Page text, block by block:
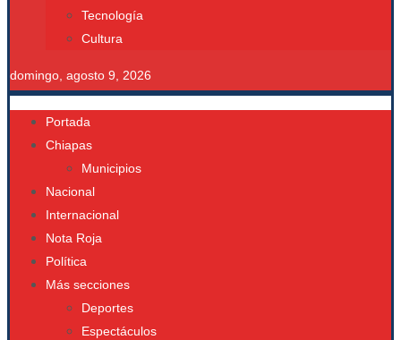
Tecnología
Cultura
domingo, agosto 9, 2026
Portada
Chiapas
Municipios
Nacional
Internacional
Nota Roja
Política
Más secciones
Deportes
Espectáculos